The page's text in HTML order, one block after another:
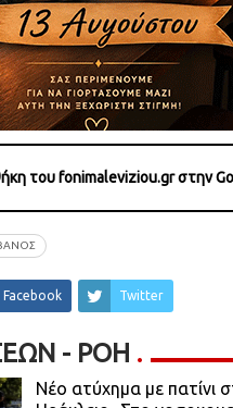
του fonimaleviziou.gr στην
Facebook Twitter
- ΡΟΗ
Νέο ατύχημα με πατίνι